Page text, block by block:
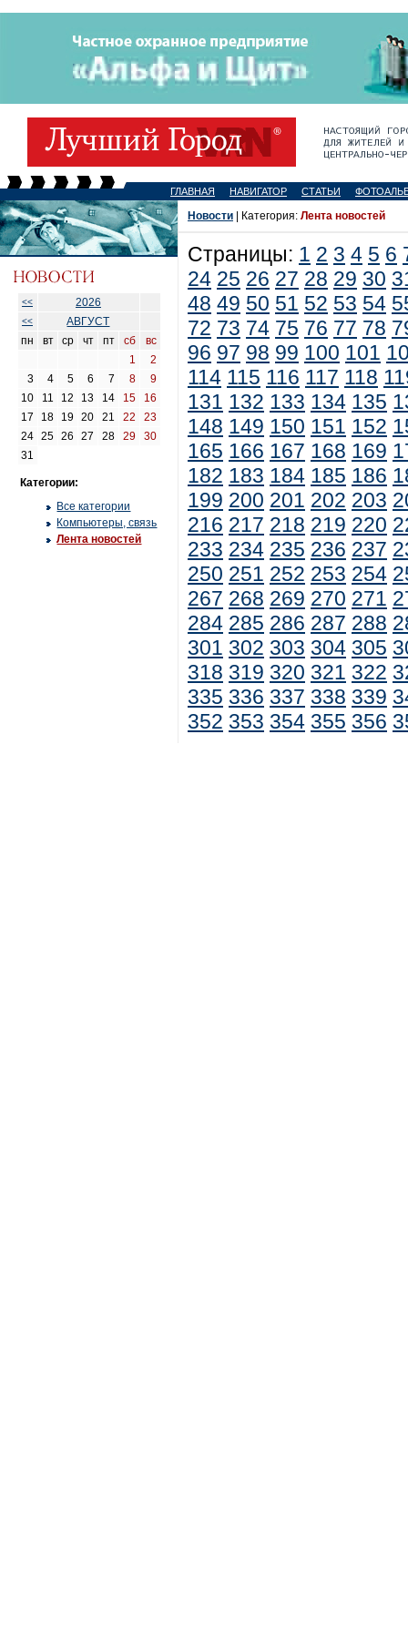
ГЛАВНАЯ НАВИГАТОР СТАТЬИ
<< 2026
<<
АВГУСТ
пн
вт ср чт пт сб
вс
1
2
3
4 5 6 7 8
9
10
11 12 13 14 15
16
17
18 19 20 21 22
23
24
25 26 27 28 29
30
31
Категории:
Все категории
Компьютеры, связь
Лента новостей
Новости | Категория: Лента новостей
Страницы: 1 2 3 4 5 6
24 25 26 27 28 29 30
48 49 50 51 52 53 54
72 73 74 75 76 77 78
96 97 98 99 100 101
114 115 116 117 118
131 132 133 134 135
148 149 150 151 152
165 166 167 168 169
182 183 184 185 186
199 200 201 202 203
216 217 218 219 220
233 234 235 236 237
250 251 252 253 254
267 268 269 270 271
284 285 286 287 288
301 302 303 304 305
318 319 320 321 322
335 336 337 338 339
352 353 354 355 356